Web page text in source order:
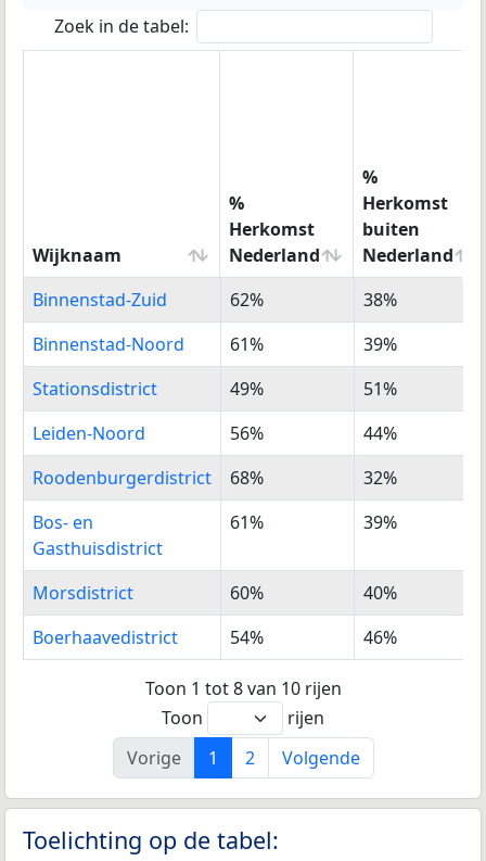
Zoek in de tabel:
Wijknaam
%
Herkomst
Nederland
%
Herkomst
buiten
Nederland
Wijknaam
%
Herkomst
Nederland
%
Herkomst
buiten
Nederland
Binnenstad-Zuid 62%
38%
Binnenstad-Noord
61%
39%
Stationsdistrict
49%
51%
Leiden-Noord
56%
44%
Roodenburgerdistrict
68%
32%
Bos- en
Gasthuisdistrict
61% 39%
Morsdistrict 60%
40%
Boerhaavedistrict
54% 46%
Toon 1 tot 8 van 10 rijen
Toon
rijen
Vorige
1 2 Volgende
Toelichting op de tabel: